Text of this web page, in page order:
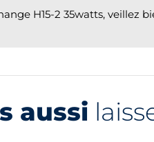
H15-2 35watts, veillez
aussi